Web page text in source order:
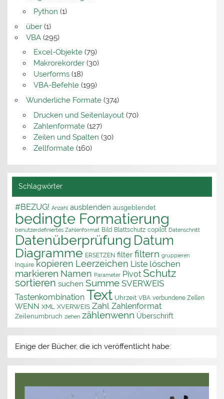
Python (1)
über(1)
VBA(295)
Excel-Objekte(79)
Makrorekorder(30)
Userforms(18)
VBA-Befehle(199)
Wunderliche Formate(374)
Drucken und Seitenlayout(70)
Zahlenformate(127)
Zeilen und Spalten (30)
Zellformate(160)
Schlagwörter
#BEZUG! Anzahl ausblenden ausgeblendet
bedingte Formatierung
benutzerdefiniertes Zahlenformat Bild Blattschutz copilot Datenschnitt
Datenüberprüfung Datum
Diagramme ERSETZEN filter filtern gruppieren
Inquire kopieren Leerzeichen Liste löschen
markieren Namen Parameter Pivot Schutz
sortieren suchen Summe SVERWEIS
Tastenkombination Text Uhrzeit VBA verbundene Zellen
WENN XML XVERWEIS Zahl Zahlenformat
Zeilenumbruch ziehen zählenwenn Überschrift
Einige der Bücher, die ich veröffentlicht habe: